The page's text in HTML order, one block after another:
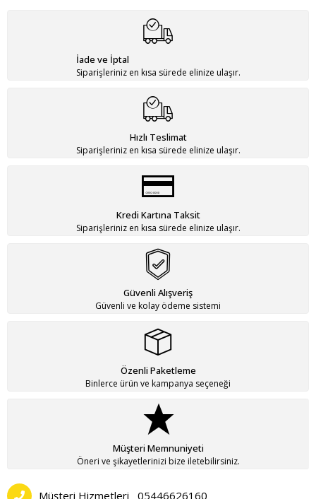
İade ve İptal
Siparişleriniz en kısa sürede elinize ulaşır.
Hızlı Teslimat
Siparişleriniz en kısa sürede elinize ulaşır.
Kredi Kartına Taksit
Siparişleriniz en kısa sürede elinize ulaşır.
Güvenli Alışveriş
Güvenli ve kolay ödeme sistemi
Özenli Paketleme
Binlerce ürün ve kampanya seçeneği
Müşteri Memnuniyeti
Öneri ve şikayetlerinizi bize iletebilirsiniz.
Müşteri Hizmetleri 05446626160